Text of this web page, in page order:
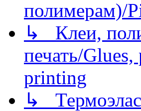
полимерам)/
↳ Клеи,
печать/
printing
↳